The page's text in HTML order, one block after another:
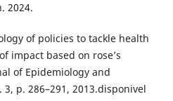
2024.
of policies to tackle health
impact based on rose’s
of Epidemiology and
p. 286–291, 2013.disponivel